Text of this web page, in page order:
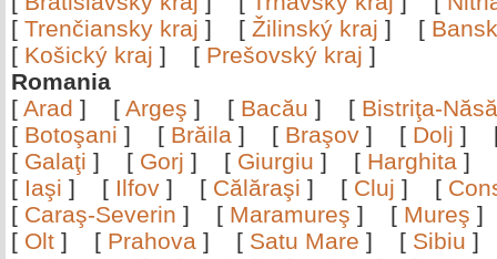
[ Trenčiansky kraj ] [ Žilinský kraj ] [
[ Košický kraj ] [ Prešovský kraj ]
Romania
[ Arad ] [ Argeş ] [ Bacău ] [ Bistriţa-
[ Botoşani ] [ Brăila ] [ Braşov ] [ Dolj ]
[ Galaţi ] [ Gorj ] [ Giurgiu ] [ Harghita ]
[ Iaşi ] [ Ilfov ] [ Călăraşi ] [ Cluj ] [
[ Caraş-Severin ] [ Maramureş ] [ Mureş
[ Olt ] [ Prahova ] [ Satu Mare ] [ Sibiu